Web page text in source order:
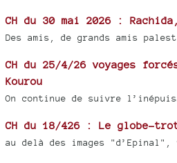
CH du 30 mai 2026 :
Des amis, de grands amis
CH du 25/4/26 voyages
Kourou
On continue de suivre
CH du 18/426 : Le globe-
au delà des images "d’Epinal",